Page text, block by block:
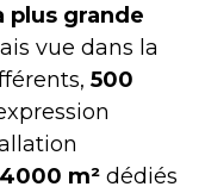
plus grande
vue dans la
500
4000 m² dédiés